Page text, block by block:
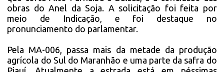
obras do Anel da Soja. A solicitação foi feita por
meio de Indicação, e foi destaque no
pronunciamento do parlamentar.
Pela MA-006, passa mais da metade da produção
agrícola do Sul do Maranhão e uma parte da safra do